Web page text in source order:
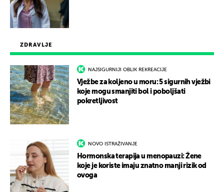
ZDRAVLJE
NAJSIGURNIJI OBLIK REKREACIJE
Vježbe za koljeno u moru: 5 sigurnih vježbi
koje mogu smanjiti bol i poboljšati
pokretljivost
NOVO ISTRAŽIVANJE
Hormonska terapija u menopauzi: Žene
koje je koriste imaju znatno manji rizik od
ovoga